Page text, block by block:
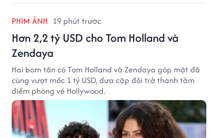
PHIM ẢNH 19 phút trước
Hơn 2,2 tỷ USD cho Tom Holland và
Zendaya
Hai bom tấn có Tom Holland và Zendaya góp mặt đã
cùng vượt mốc 1 tỷ USD, đưa cặp đôi trở thành tâm
điểm phòng vé Hollywood.